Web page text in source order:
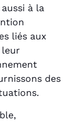
à la
liés aux
leur
des